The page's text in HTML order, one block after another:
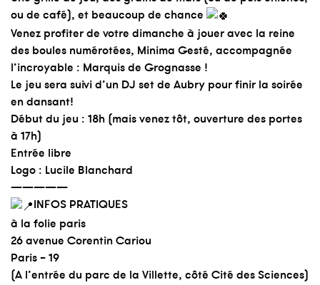
ou de café), et beaucoup de chance
Venez profiter de votre dimanche à jouer avec la reine
des boules numérotées, Minima Gesté, accompagnée
l’incroyable : Marquis de Grognasse !
Le jeu sera suivi d’un DJ set de Aubry pour finir la soirée
en dansant!
Début du jeu : 18h (mais venez tôt, ouverture des portes
à 17h)
Entrée libre
Logo : Lucile Blanchard
—————
INFOS PRATIQUES
à la folie paris
26 avenue Corentin Cariou
Paris – 19
(A l’entrée du parc de la Villette, côté Cité des Sciences)